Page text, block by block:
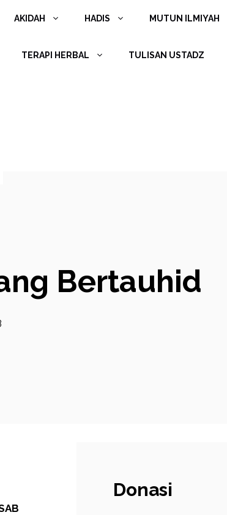
AKIDAH HADIS MUTUN ILMIYAH
TERAPI HERBAL TULISAN USTADZ
Bertauhid
Donasi